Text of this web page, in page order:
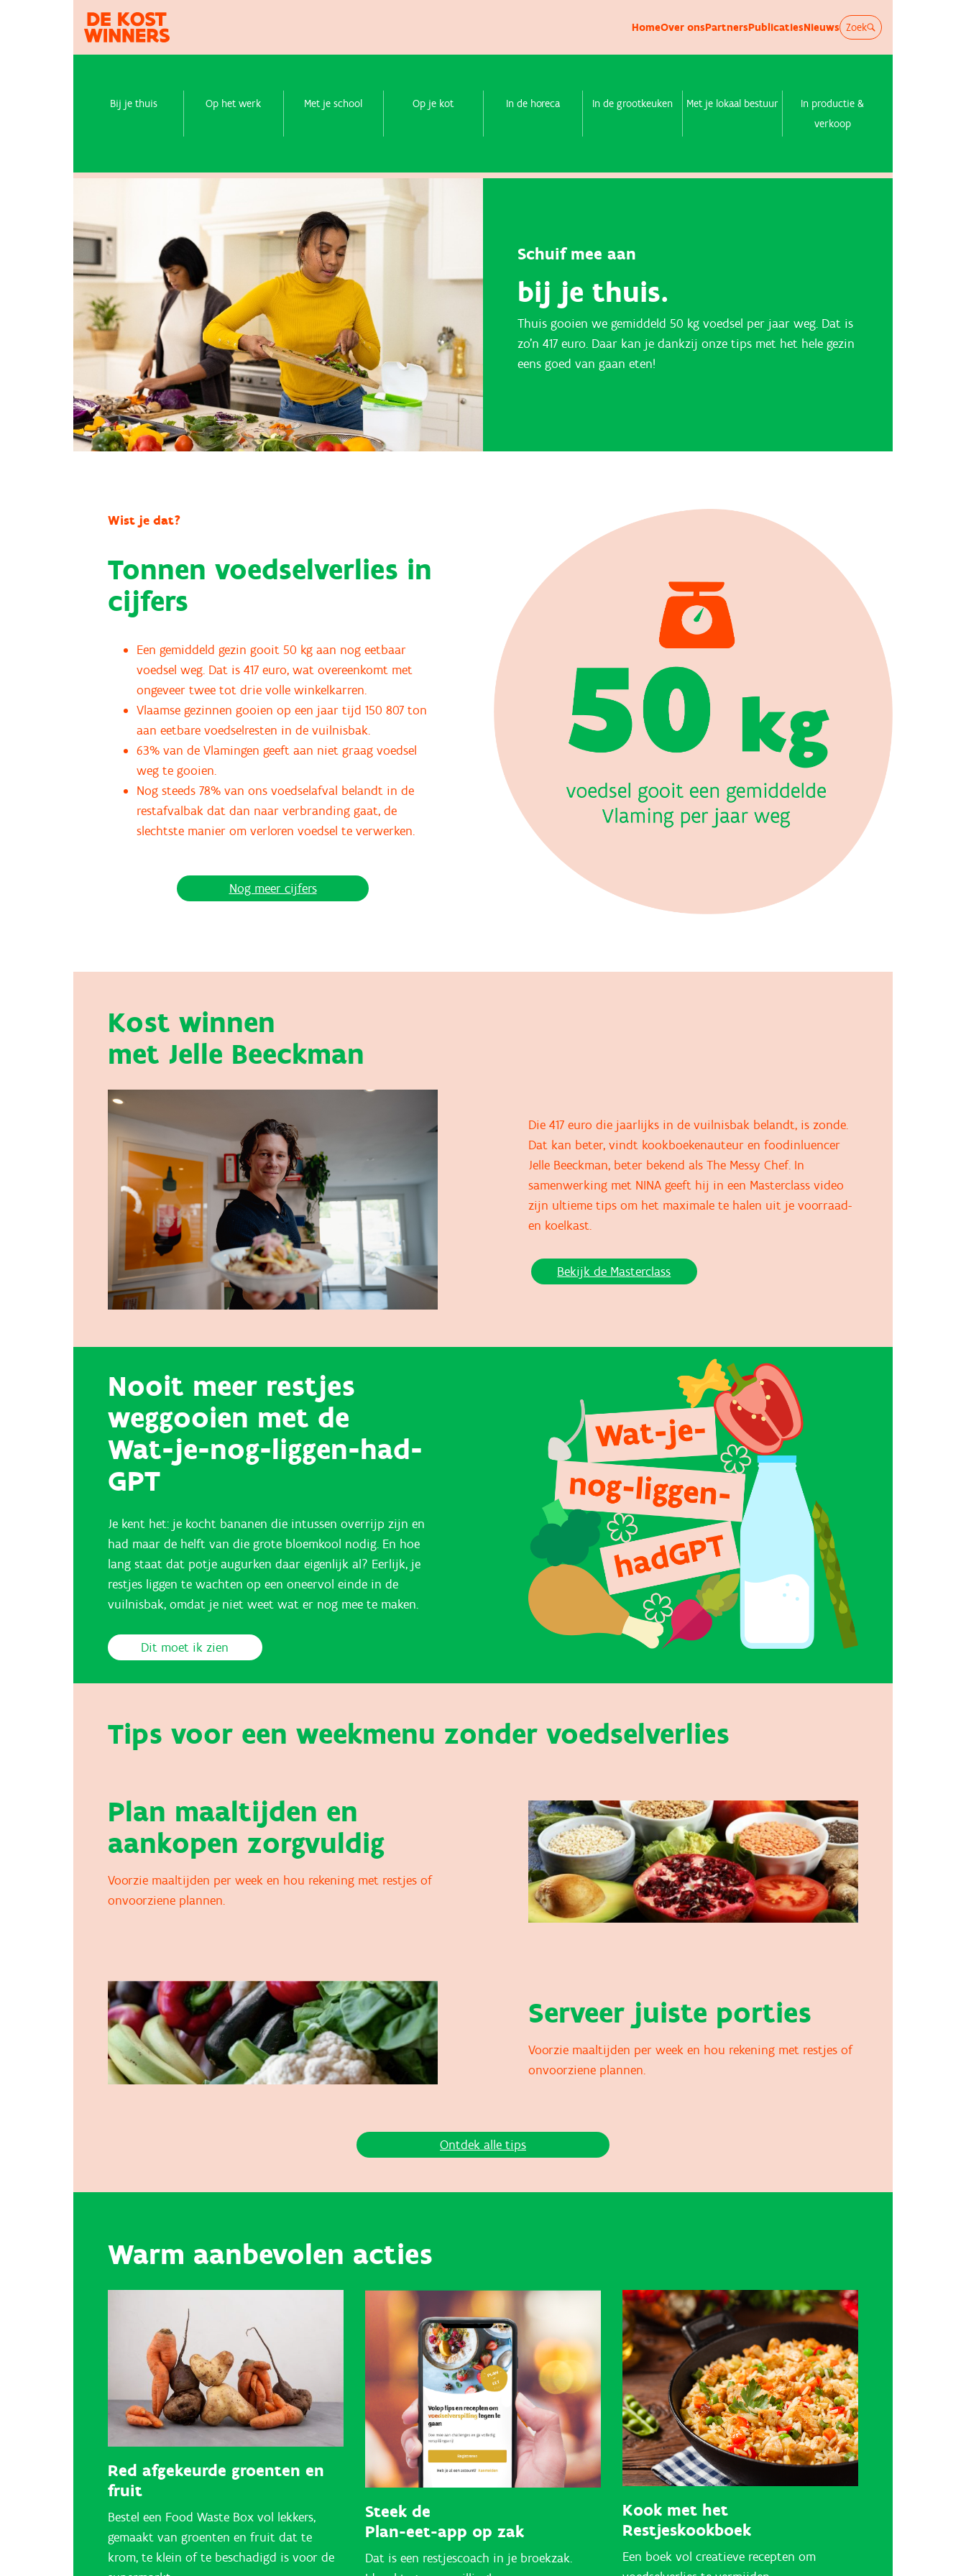
HomeOver onsPartnersPublicatiesNieuws Zoek
Bij je thuis Op het werk Met je school Op je kot In de horeca In de grootkeuken Met je lokaal bestuur
In productie &
verkoop
Schuif mee aan
bij je thuis.
Thuis gooien we gemiddeld 50 kg voedsel per jaar weg. Dat is
zo’n 417 euro. Daar kan je dankzij onze tips met het hele gezin
eens goed van gaan eten!
Wist je dat?
Tonnen voedselverlies in
cijfers
Een gemiddeld gezin gooit 50 kg aan nog eetbaar
voedsel weg. Dat is 417 euro, wat overeenkomt met
ongeveer twee tot drie volle winkelkarren.
Vlaamse gezinnen gooien op een jaar tijd 150 807 ton
aan eetbare voedselresten in de vuilnisbak.
63% van de Vlamingen geeft aan niet graag voedsel
weg te gooien.
Nog steeds 78% van ons voedselafval belandt in de
restafvalbak dat dan naar verbranding gaat, de
slechtste manier om verloren voedsel te verwerken.
Nog meer cijfers
Kost winnen
met Jelle Beeckman
Die 417 euro die jaarlijks in de vuilnisbak belandt, is zonde.
Dat kan beter, vindt kookboekenauteur en foodinluencer
Jelle Beeckman, beter bekend als The Messy Chef. In
samenwerking met NINA geeft hij in een Masterclass video
zijn ultieme tips om het maximale te halen uit je voorraad-
en koelkast.
Bekijk de Masterclass
Nooit meer restjes
weggooien met de
Wat-je-nog-liggen-had-
GPT
Je kent het: je kocht bananen die intussen overrijp zijn en
had maar de helft van die grote bloemkool nodig. En hoe
lang staat dat potje augurken daar eigenlijk al? Eerlijk, je
restjes liggen te wachten op een oneervol einde in de
vuilnisbak, omdat je niet weet wat er nog mee te maken.
Dit moet ik zien
Tips voor een weekmenu zonder voedselverlies
Plan maaltijden en
aankopen zorgvuldig
Voorzie maaltijden per week en hou rekening met restjes of
onvoorziene plannen.
Serveer juiste porties
Voorzie maaltijden per week en hou rekening met restjes of
onvoorziene plannen.
Ontdek alle tips
Warm aanbevolen acties
Red afgekeurde groenten en
fruit
Bestel een Food Waste Box vol lekkers,
gemaakt van groenten en fruit dat te
krom, te klein of te beschadigd is voor de
Steek de
Plan-eet-app op zak
Dat is een restjescoach in je broekzak.
Kook met het
Restjeskookboek
Een boek vol creatieve recepten om